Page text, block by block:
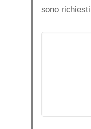
sono richiesti